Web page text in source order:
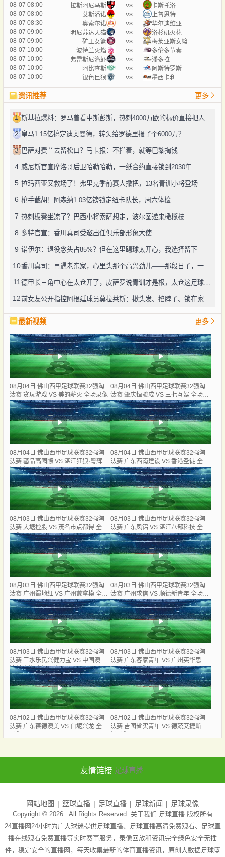
08-07 08:00 拉斯阿尼马斯 vs
卡斯托洛
08-07 08:00
艾斯潘诺 vs
上普恩特
08-07 08:30
奥索尔诺 vs
华尔迪维亚
08-07 09:00
明尼苏达天猫 vs
洛杉矶火花
08-07 09:00
矿工女篮 vs
梅莱亚斯女篮
08-07 10:00
波特兰火焰 vs
多伦多节奏
08-07 10:00
弗雷斯尼洛虾 vs
潘多拉
08-07 10:00
阿比查斯 vs
阿斯特罗斯
08-07 10:00
银色巨狼 vs 墨西卡利
资讯推荐 更多
1
2 皇马1.15亿搞定迪奥曼德，转头给罗德里报了个6000万？
3 巴萨对费兰去留松口？马卡报：不拦着，就等巴黎掏钱
4 威尼斯官宣摩洛哥后卫哈勒哈勒，一纸合约直接锁到2030年
5 拉玛西亚又救场了！弗里克季前赛大撒把，13名青训小将登场
6 枪手截胡！阿森纳1.03亿镑锁定纽卡队长，周六体检
7 热刺板凳坐凉了？巴西小将索萨想走，波尔图递来橄榄枝
8 多特官宣：香川真司受邀出任俱乐部形象大使
9 诺伊尔：退役念头占85%？但在这里踢球太开心，我选择留下
10 香川真司：再遇老东家，心里头那个高兴劲儿——那段日子，一辈子忘不了
11 德甲长三角中心在太仓开了，皮萨罗说青训才是根，太仓这足球味儿还真不赖
12
最新视频 更多
08月04日 佛山西甲足球联赛32强淘
汰赛 贪玩游戏 VS 美的薪火 全场录像
08月04日 佛山西甲足球联赛32强淘
汰赛 肇庆恒骏成 VS 三七互娱 全场录
像
08月04日 佛山西甲足球联赛32强淘
汰赛 藝品高國際 VS 湛江狂狼·粵辉能
源 全场录像
08月04日 佛山西甲足球联赛32强淘
汰赛 广东西南建设 VS 香港圣徒 全场
录像
08月03日 佛山西甲足球联赛32强淘
汰赛 大塘控股 VS 茂名市点都得 全场
录像
08月03日 佛山西甲足球联赛32强淘
汰赛 广东凤铝 VS 湛江八部科技 全场
录像
08月03日 佛山西甲足球联赛32强淘
汰赛 广州蜀地红 VS 广州戴拿模 全场
录像
08月03日 佛山西甲足球联赛32强淘
汰赛 广州求信 VS 顺德新青年 全场录
像
08月03日 佛山西甲足球联赛32强淘
汰赛 三水乐民兴健力宝 VS 中国澳门
澳科精英 全场录像
08月03日 佛山西甲足球联赛32强淘
汰赛 广东客家青年 VS 广州英华思力
U17 全场录像
08月02日 佛山西甲足球联赛32强淘
汰赛 广东葆德澳美 VS 白坭兴龙 全场
08月02日 佛山西甲足球联赛32强淘
汰赛 吉图省实青年 VS 德兢艾捷斯 全
友情链接 足球直播
网站地图 篮球直播 足球直播 足球新闻 足球录像
Copyright © 2026 . All Rights Reserved. 关于我们 足球直播版权所有
24直播网24小时为广大球迷提供足球直播、足球直播高清免费观看、足球直
播在线观看免费直播等实时赛事服务，录像回放和资讯完全绿色安全无插
件，稳定安全的直播网，每天收集最新的体育直播资讯，原创大数据足球篮